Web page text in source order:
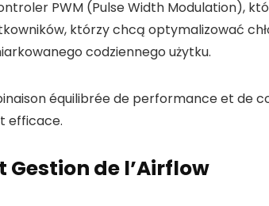
PWM (Pulse Width Modulation),
którzy chcą optymalizować
codziennego użytku.
équilibrée de performance et de
efficace.
de l’Airflow